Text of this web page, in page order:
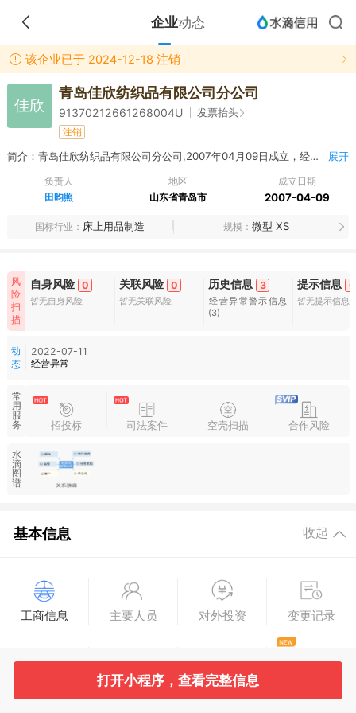
企业动态
该企业已于 2024-12-18 注销
佳欣
青岛佳欣纺织品有限公司分公司
91370212661268004U 发票抬头
注销
简介：青岛佳欣纺织品有限公司分公司,2007年04月09日成立，经营范围包括加工：服装、针纺织品、小五金配件、电子元件。批发零售：纺织品、五金机电（不含小轿车）、化工原料（不含危险品）、日用百货、办公自动化设备、建筑装饰材料、钢材、服装鞋帽、木材家具、汽车（不含小轿车）、家用电器、仪器仪表。（以上范围需经许可经营的，须凭许可证经营） 展开
负责人
田昀照
地区
山东省青岛市
成立日期
2007-04-09
国标行业 床上用品制造 规模 微型 XS
风
险
扫
描
自身风险 0
暂无自身风险
关联风险 0
暂无关联风险
历史信息 3
经营异常警示信息
(3)
提示信息 0
暂无提示信息
动
态
2022-07-11
经营异常
常
用
服
务
招投标 司法案件 空壳扫描 合作风险
水
滴
图
谱
基本信息 收起
工商信息 主要人员 对外投资 变更记录
总公司 疑似关系
打开小程序，查看完整信息